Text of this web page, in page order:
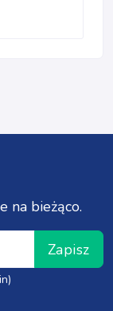
na bieżąco.
Zapisz